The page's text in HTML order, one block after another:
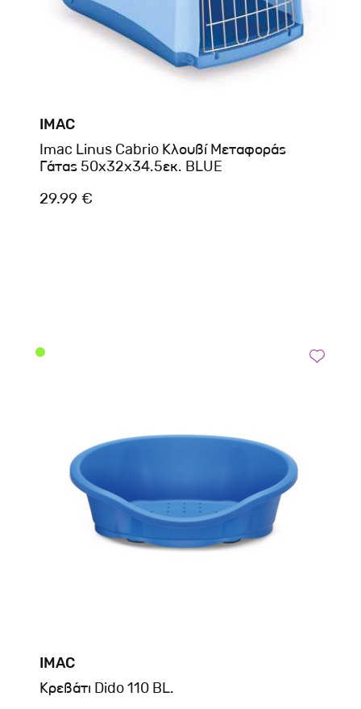
IMAC
Imac Linus Cabrio Κλουβί Μεταφοράς
Γάτας 50x32x34.5εκ. BLUE
29.99 €
IMAC
Kρεβάτι Dido 110 BL.